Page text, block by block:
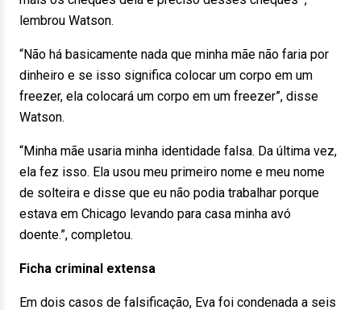
lembrou Watson.
“Não há basicamente nada que minha mãe não faria por
dinheiro e se isso significa colocar um corpo em um
freezer, ela colocará um corpo em um freezer”, disse
Watson.
“Minha mãe usaria minha identidade falsa. Da última vez,
ela fez isso. Ela usou meu primeiro nome e meu nome
de solteira e disse que eu não podia trabalhar porque
estava em Chicago levando para casa minha avó
doente.”, completou.
Ficha criminal extensa
Em dois casos de falsificação, Eva foi condenada a seis